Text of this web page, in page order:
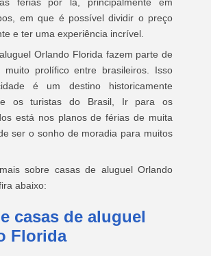
em que é possível dividir o preço
e ter uma experiência incrível.
Orlando Florida fazem parte de
muito prolífico entre brasileiros. Isso
é um destino historicamente
os turistas do Brasil, Ir para os
está nos planos de férias de muita
ser o sonho de moradia para muitos
sobre casas de aluguel Orlando
abaixo:
casas de aluguel
Florida